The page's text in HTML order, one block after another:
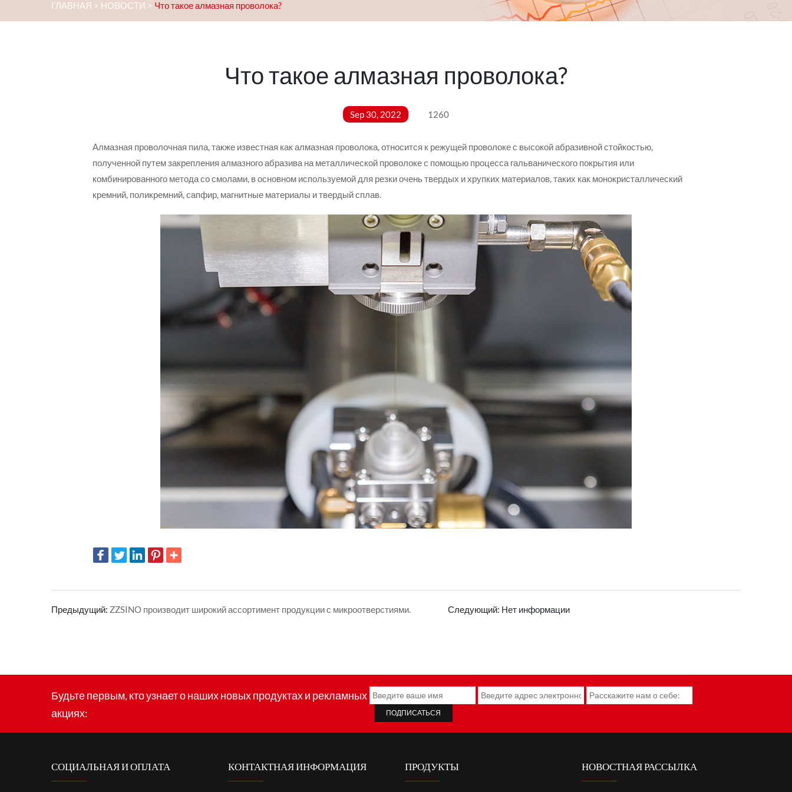
ГЛАВНАЯ > НОВОСТИ > Что такое алмазная проволока?
Что такое алмазная проволока?
Sep 30, 2022 1260
Алмазная проволочная пила, также известная как алмазная проволока, относится к режущей проволоке с высокой абразивной стойкостью,
полученной путем закрепления алмазного абразива на металлической проволоке с помощью процесса гальванического покрытия или
комбинированного метода со смолами, в основном используемой для резки очень твердых и хрупких материалов, таких как монокристаллический
кремний, поликремний, сапфир, магнитные материалы и твердый сплав.
Предыдущий: ZZSINO производит широкий ассортимент продукции с микроотверстиями. Следующий: Нет информации
Будьте первым, кто узнает о наших новых продуктах и рекламных
акциях:
СОЦИАЛЬНАЯ И ОПЛАТА КОНТАКТНАЯ ИНФОРМАЦИЯ ПРОДУКТЫ НОВОСТНАЯ РАССЫЛКА